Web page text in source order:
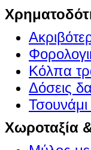
Κόλπα
Δόσεις
Χωροταξία